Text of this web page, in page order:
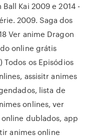
Kai 2009 e 2014 -
2009. Saga dos
Ver anime Dragon
online grátis
Todos os Episódios
assisitr animes
lista de
onlines, ver
dublados, app
animes online